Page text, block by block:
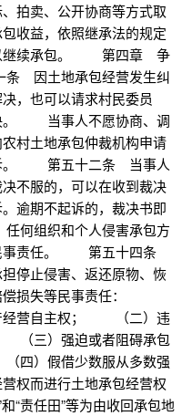
拍卖、公开协商等方式取
收益，依照继承法的规定
以继续承包。 第四章 争
因土地承包经营发生纠
，也可以请求村民委员
。 当事人不愿协商、调
村土地承包仲裁机构申请
诉。 第五十二条 当事人
不服的，可以在收到裁决
逾期不起诉的，裁决书即
组织和个人侵害承包方
民事责任。 第五十四条
停止侵害、返还原物、恢
偿损失等民事责任：
产经营自主权； （二）违
（三）强迫或者阻碍承包
四）假借少数服从多数强
权而进行土地承包经营权
责任田”等为由收回承包地